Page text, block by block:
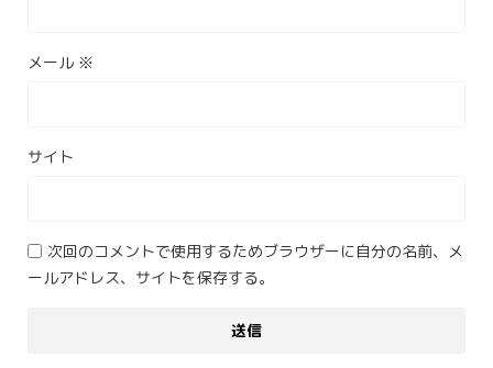
メール ※
サイト
次回のコメントで使用するためブラウザーに自分の名前、メ
ールアドレス、サイトを保存する。